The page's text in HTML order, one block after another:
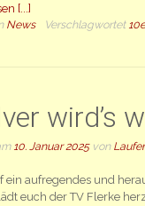
[...]
News Verschlagwortet
wird’s
10. Januar 2025von
ein aufregendes und
euch der TV Flerke